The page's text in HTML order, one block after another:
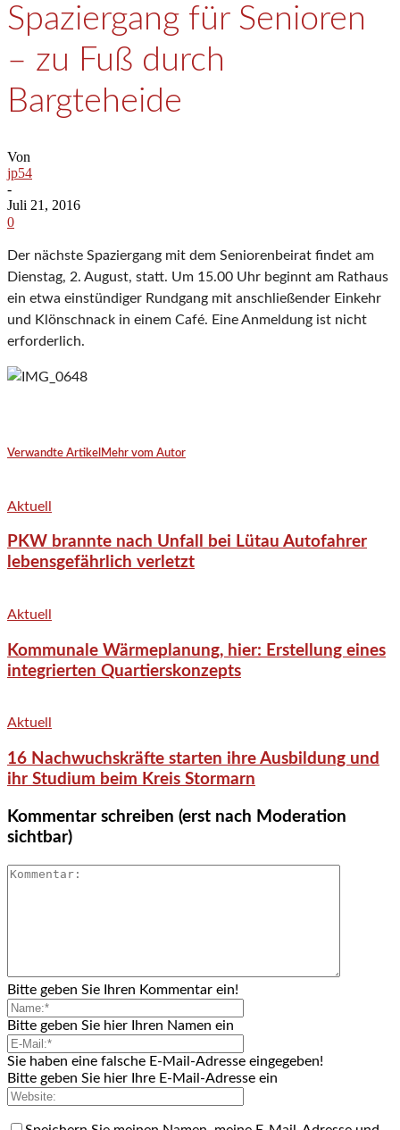
Spaziergang für Senioren
– zu Fuß durch
Bargteheide
Von
jp54
-
Juli 21, 2016
0
Der nächste Spaziergang mit dem Seniorenbeirat findet am
Dienstag, 2. August, statt. Um 15.00 Uhr beginnt am Rathaus
ein etwa einstündiger Rundgang mit anschließender Einkehr
und Klönschnack in einem Café. Eine Anmeldung ist nicht
erforderlich.
Verwandte Artikel Mehr vom Autor
Aktuell
PKW brannte nach Unfall bei Lütau Autofahrer
lebensgefährlich verletzt
Aktuell
Kommunale Wärmeplanung, hier: Erstellung eines
integrierten Quartierskonzepts
Aktuell
16 Nachwuchskräfte starten ihre Ausbildung und
ihr Studium beim Kreis Stormarn
Kommentar schreiben (erst nach Moderation
sichtbar)
Bitte geben Sie Ihren Kommentar ein!
Bitte geben Sie hier Ihren Namen ein
Sie haben eine falsche E-Mail-Adresse eingegeben!
Bitte geben Sie hier Ihre E-Mail-Adresse ein